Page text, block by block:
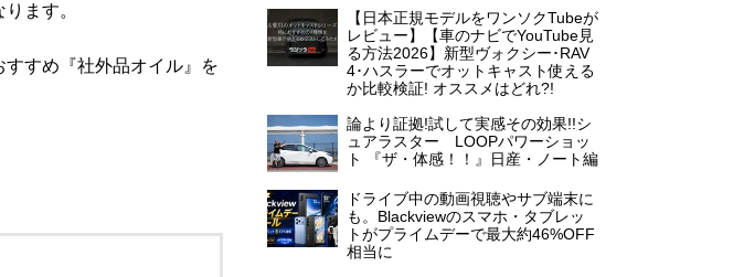
ます。
すめ『社外品オイル』を
【日本正規モデルをワンソクTubeが
レビュー】【車のナビでYouTube見
る方法2026】新型ヴォクシー･RAV
4･ハスラーでオットキャスト使える
か比較検証! オススメはどれ?!
論より証拠!試して実感その効果!!シ
ュアラスター LOOPパワーショッ
ト 『ザ・体感！！』日産・ノート編
ドライブ中の動画視聴やサブ端末に
も。Blackviewのスマホ・タブレッ
トがプライムデーで最大約46%OFF
相当に